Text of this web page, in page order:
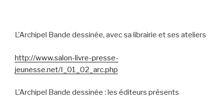
L’Archipel Bande dessinée, avec sa librairie et ses ateliers
http://www.salon-livre-presse-
jeunesse.net/I_01_02_arc.php
L’Archipel Bande dessinée : les éditeurs présents